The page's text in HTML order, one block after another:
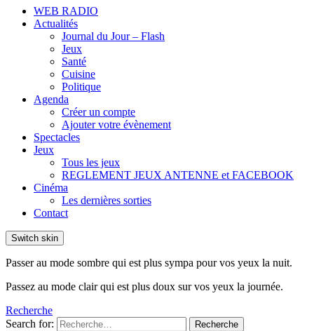
WEB RADIO
Actualités
Journal du Jour – Flash
Jeux
Santé
Cuisine
Politique
Agenda
Créer un compte
Ajouter votre évènement
Spectacles
Jeux
Tous les jeux
REGLEMENT JEUX ANTENNE et FACEBOOK
Cinéma
Les dernières sorties
Contact
Switch skin
Passer au mode sombre qui est plus sympa pour vos yeux la nuit.
Passez au mode clair qui est plus doux sur vos yeux la journée.
Recherche
Search for:
Recherche